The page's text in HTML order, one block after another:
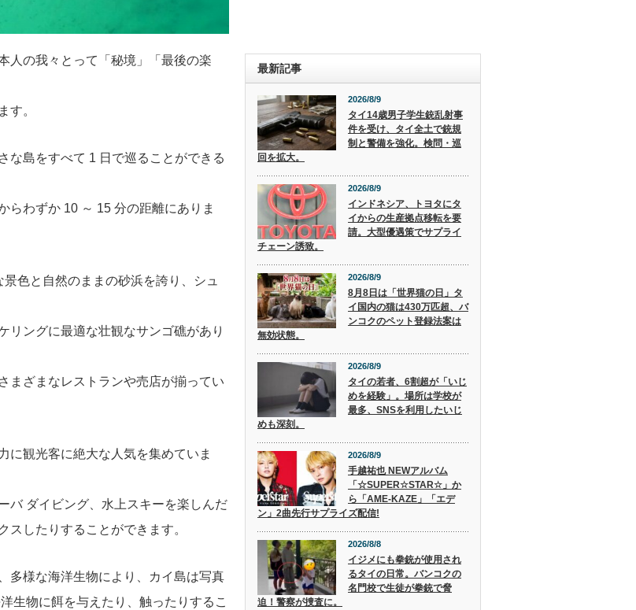
人の我々とって「秘境」「最後の楽
す。
な島をすべて 1 日で巡ることができる
らわずか 10 ～ 15 分の距離にありま
色と自然のままの砂浜を誇り、シュ
リングに最適な壮観なサンゴ礁があり
まざまなレストランや売店が揃ってい
に観光客に絶大な人気を集めていま
バ ダイビング、​​水上スキーを楽しんだ
スしたりすることができます。
多様な海洋生物により、カイ島は写真
生物に餌を与えたり、触ったりするこ
最新記事
2026/8/9
タイ14歳男子学生銃乱射事
件を受け、タイ全土で銃規
制と警備を強化。検問・巡
回を拡大。
2026/8/9
インドネシア、トヨタにタ
イからの生産拠点移転を要
請。大型優遇策でサプライ
チェーン誘致。
2026/8/9
8月8日は「世界猫の日」タ
イ国内の猫は430万匹超、バ
ンコクのペット登録法案は
無効状態。
2026/8/9
タイの若者、6割超が「いじ
めを経験」。場所は学校が
最多、SNSを利用したいじ
めも深刻。
2026/8/9
手越祐也 NEWアルバム
「☆SUPER☆STAR☆」か
ら「AME-KAZE」「エデ
ン」2曲先行サプライズ配信!
2026/8/8
イジメにも拳銃が使用され
るタイの日常。バンコクの
名門校で生徒が拳銃で脅
迫！警察が捜査に。